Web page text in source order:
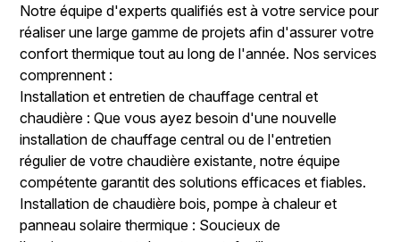
Notre équipe d'experts qualifiés est à votre service pour
réaliser une large gamme de projets afin d'assurer votre
confort thermique tout au long de l'année. Nos services
comprennent :
Installation et entretien de chauffage central et
chaudière : Que vous ayez besoin d'une nouvelle
installation de chauffage central ou de l'entretien
régulier de votre chaudière existante, notre équipe
compétente garantit des solutions efficaces et fiables.
Installation de chaudière bois, pompe à chaleur et
panneau solaire thermique : Soucieux de